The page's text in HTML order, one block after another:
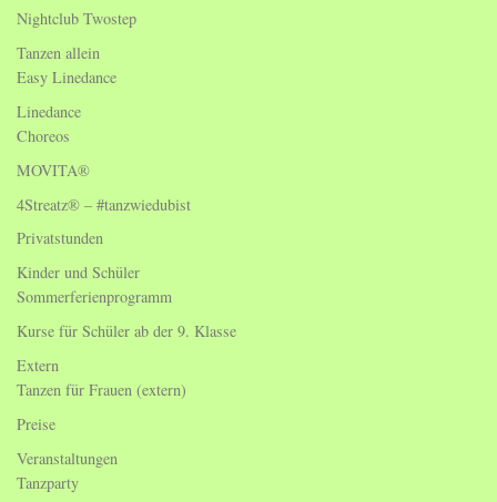
Nightclub Twostep
Tanzen allein
Easy Linedance
Linedance
Choreos
MOVITA®
4Streatz® – #tanzwiedubist
Privatstunden
Kinder und Schüler
Sommerferienprogramm
Kurse für Schüler ab der 9. Klasse
Extern
Tanzen für Frauen (extern)
Preise
Veranstaltungen
Tanzparty